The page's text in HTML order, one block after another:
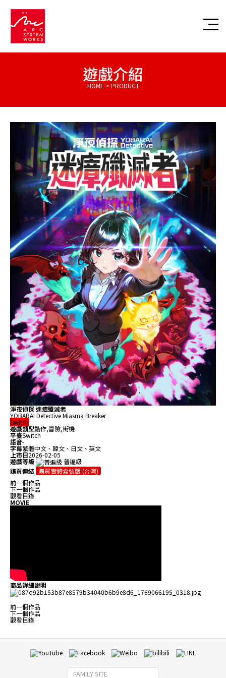
遊戲介紹
HOME > PRODUCT
淨夜偵探 迷瘴殲滅者
YOBARAI Detective Miasma Breaker
Switch
遊戲類型動作,冒險,街機
平臺Switch
語音-
字幕繁體中文、韓文、日文、英文
上市日2026-02-05
遊戲等級
普遍級
購買連結 購買實體盒裝版 (台灣)
前一個作品
下一個作品
觀看目錄
MOVIE
商品詳細說明
前一個作品
下一個作品
觀看目錄
FAMILY SITE